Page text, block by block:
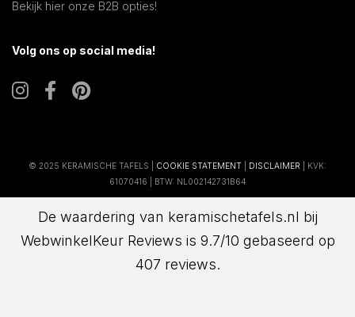
Bekijk hier onze B2B opties!
Volg ons op social media!
© 2025 KERAMISCHE TAFELS | COOKIE STATEMENT DISCLAIMER | KVK:
61070416 | BTW: NL002142731B64
De waardering van keramischetafels.nl bij
WebwinkelKeur Reviews is 9.7/10 gebaseerd op
407 reviews.